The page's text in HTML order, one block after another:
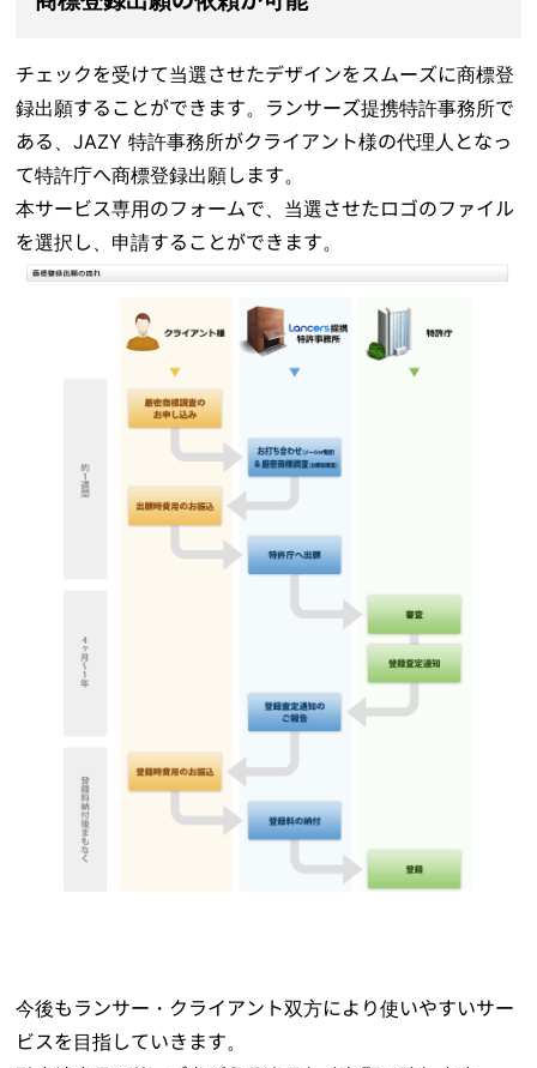
チェックを受けて当選させたデザインをスムーズに商標登
録出願することができます。ランサーズ提携特許事務所で
ある、JAZY 特許事務所がクライアント様の代理人となっ
て特許庁へ商標登録出願します。
本サービス専用のフォームで、当選させたロゴのファイル
を選択し、申請することができます。
今後もランサー・クライアント双方により使いやすいサー
ビスを目指していきます。